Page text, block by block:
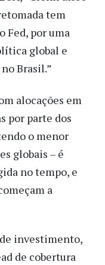
tem
Fed, por uma
global e
Brasil.”
alocações em
por parte dos
o menor
globais – é
no tempo, e
a
de investimento,
de cobertura